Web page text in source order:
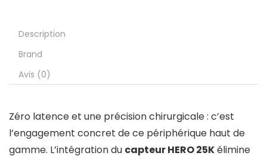
Description
Brand
Avis (0)
Zéro latence et une précision chirurgicale : c’est
l’engagement concret de ce périphérique haut de
gamme. L’intégration du capteur HERO 25Kélimine